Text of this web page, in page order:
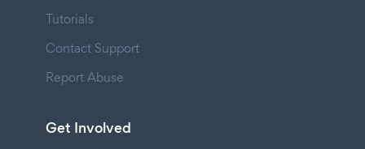
Tutorials
Contact Support
Report Abuse
Get Involved